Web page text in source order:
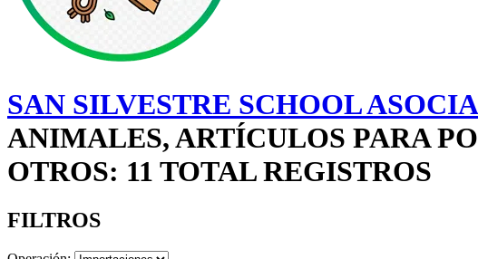
SAN SILVESTRE SCHOOL
ANIMALES, ARTÍCULOS PARA
OTROS: 11 TOTAL REGISTROS
FILTROS